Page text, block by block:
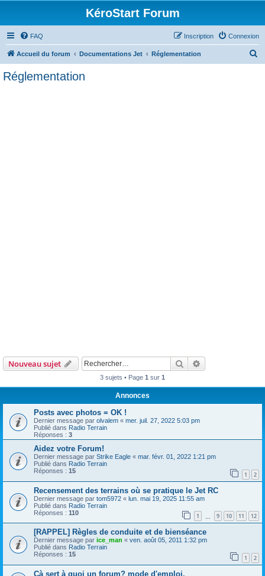
KéroStart Forum
FAQ Connexion
Inscription
Accueil du forum Documentations Jet Réglementation
Réglementation
Nouveau sujet Rechercher
3 sujets • Page 1 sur 1
Annonces
Posts avec photos = OK !
Dernier message par olvalem « mer. juil. 27, 2022 5:03 pm
Publié dans Radio Terrain
Réponses : 3
Aidez votre Forum!
Dernier message par Strike Eagle « mar. févr. 01, 2022 1:21 pm
Publié dans Radio Terrain
Réponses : 15 1 2
Recensement des terrains où se pratique le Jet RC
Dernier message par tom5972 « lun. mai 19, 2025 11:55 am
Publié dans Radio Terrain
Réponses : 110 1 9 10 11 12
[RAPPEL] Règles de conduite et de bienséance
Dernier message par ice_man « ven. août 05, 2011 1:32 pm
Publié dans Radio Terrain
Réponses : 15 1 2
Cà sert à quoi un forum? mode d'emploi.